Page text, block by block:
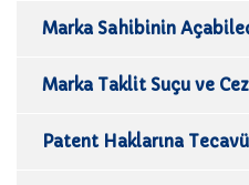
Marka Sahibinin
Marka Taklit Suçu ve
Patent Haklarına